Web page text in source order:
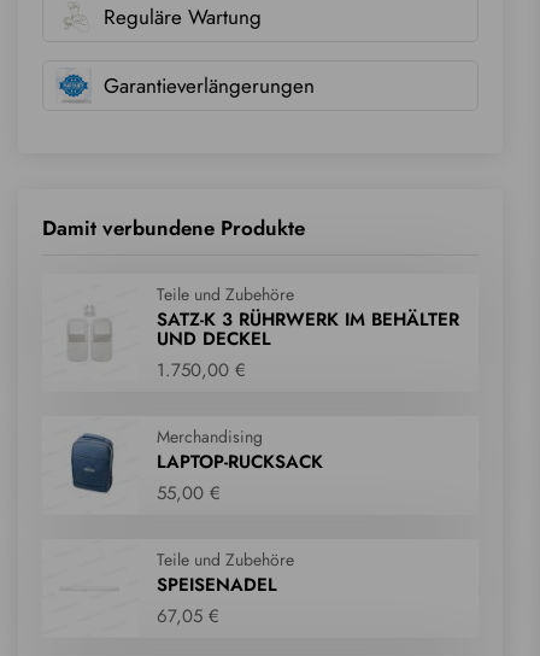
Reguläre Wartung
Garantieverlängerungen
Damit verbundene Produkte
Teile und Zubehöre
SATZ-K 3 RÜHRWERK IM BEHÄLTER
UND DECKEL
1.750,00 €
Merchandising
LAPTOP-RUCKSACK
55,00 €
Teile und Zubehöre
SPEISENADEL
67,05 €